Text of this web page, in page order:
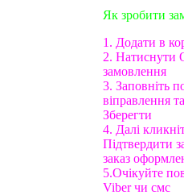
Як зробити
1. Додати в
2. Натиснути
замовлення
3. Заповніть
віправлення
Зберегти
4. Далі
Підтвердити
заказ
5.Очікуйте
Viber чи смс